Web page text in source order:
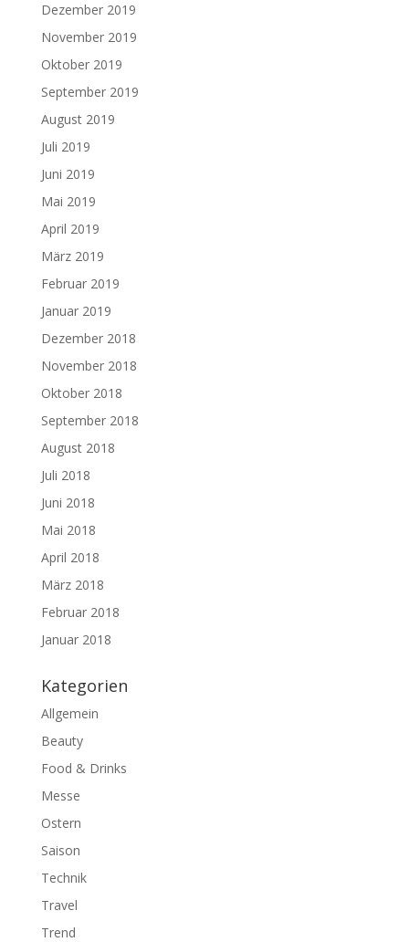
Dezember 2019
November 2019
Oktober 2019
September 2019
August 2019
Juli 2019
Juni 2019
Mai 2019
April 2019
März 2019
Februar 2019
Januar 2019
Dezember 2018
November 2018
Oktober 2018
September 2018
August 2018
Juli 2018
Juni 2018
Mai 2018
April 2018
März 2018
Februar 2018
Januar 2018
Kategorien
Allgemein
Beauty
Food & Drinks
Messe
Ostern
Saison
Technik
Travel
Trend